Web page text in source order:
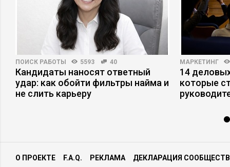
ПОИСК РАБОТЫ 5593 40
Кандидаты наносят ответный
удар: как обойти фильтры найма и
не слить карьеру
МАРКЕТИНГ
14
которые
О ПРОЕКТЕ F.A.Q. РЕКЛАМА ДЕКЛАРАЦИЯ